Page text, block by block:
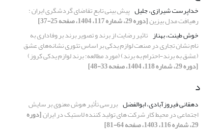
خداپرست شیرازی، جلیل پیش بینی تابع تقاضای گردشگری ایران :
رهیافت مدل بیزین[دوره 29، شماره 117، 1404، صفحه 25-37]
خوش طینت، بهناز تاثیر رضایت از برند و تصویر برند بر وفاداری به
نام نشان تجاری در صنعت لوازم یدکی بر اساس تئوری نشانه‌های عشق
(عشق به برند-احترام به برند) (مورد مطالعه: برند لوازم یدکی کروز)
[دوره 29، شماره 118، 1404، صفحه 33-48]
د
دهقانی فیروزآبادی، ابوالفضل بررسی تأثیر هوش معنوی بر سایش
اجتماعی در محیط کار شرکت های تولید کننده لاستیک در ایران[دوره
29، شماره 116، 1403، صفحه 64-81]